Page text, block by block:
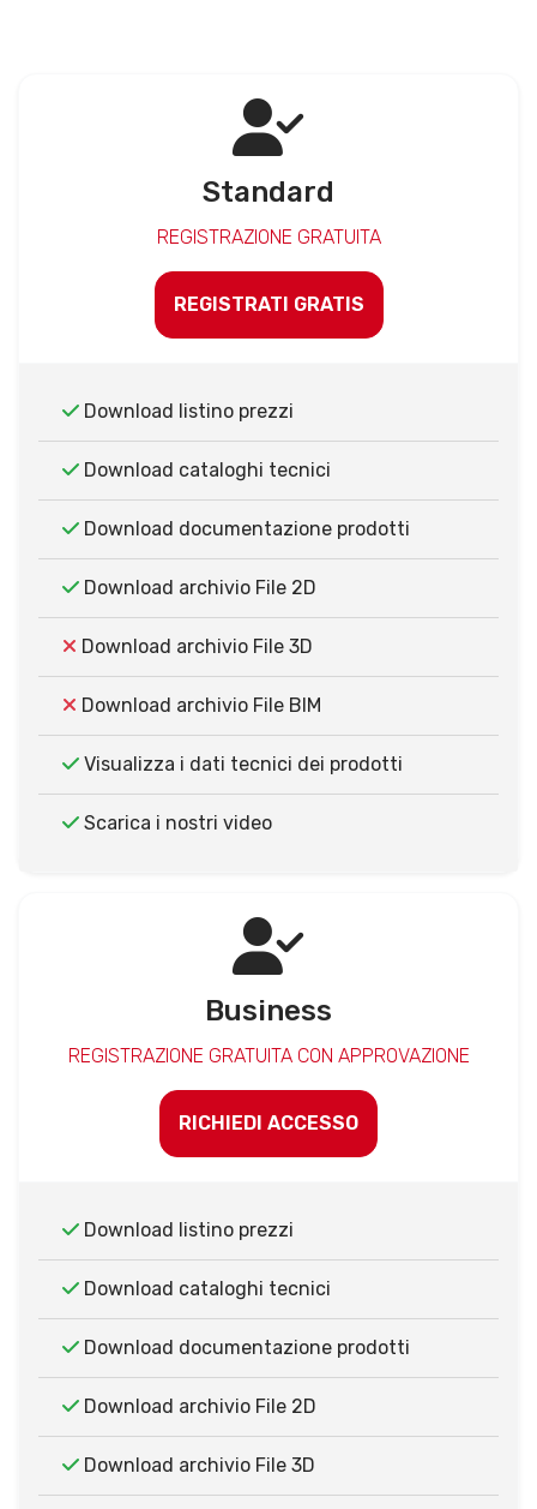
Standard
REGISTRAZIONE GRATUITA
REGISTRATI GRATIS
Download listino prezzi
Download cataloghi tecnici
Download documentazione prodotti
Download archivio File 2D
Download archivio File 3D
Download archivio File BIM
Visualizza i dati tecnici dei prodotti
Scarica i nostri video
Business
REGISTRAZIONE GRATUITA CON APPROVAZIONE
RICHIEDI ACCESSO
Download listino prezzi
Download cataloghi tecnici
Download documentazione prodotti
Download archivio File 2D
Download archivio File 3D